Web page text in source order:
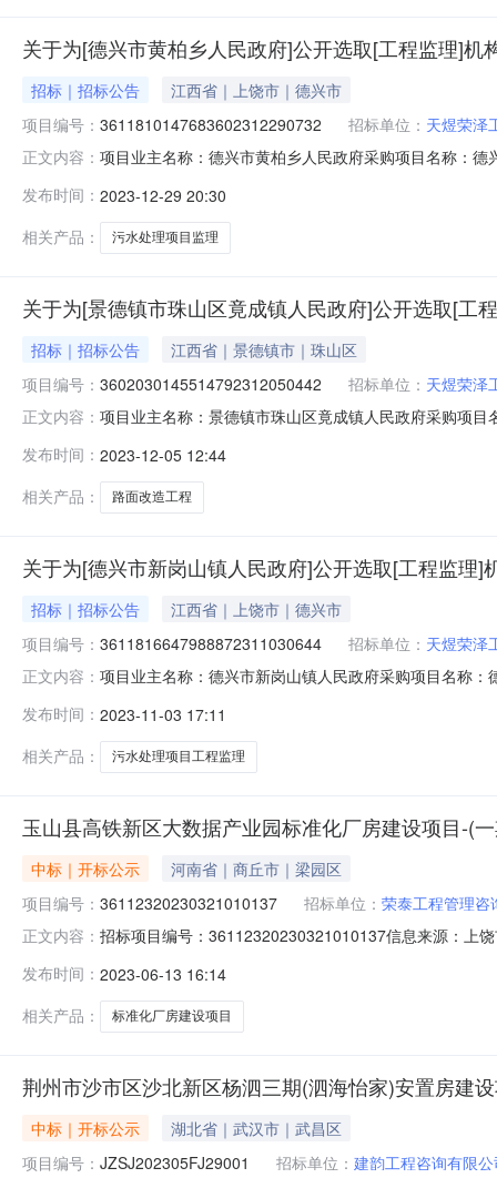
关于为[德兴市黄柏乡人民政府]公开选取[工程监理]机
招标｜招标公告
江西省｜上饶市｜德兴市
项目编号： 3611810147683602312290732 招标单位： 天煜荣泽
正文内容： 项目业主名称：德兴市黄柏乡人民政府采购项目名称：
工作日）签订合同时间：15（个工作日）合同备案时间
司,江西
发布时间： 2023-12-29 20:30
相关产品：
污水处理项目监理
关于为[景德镇市珠山区竟成镇人民政府]公开选取[工
招标｜招标公告
江西省｜景德镇市｜珠山区
项目编号： 3602030145514792312050442 招标单位： 天煜荣泽
正文内容： 项目业主名称：景德镇市珠山区竟成镇人民政府采购项
同时间：15（个工作日）合同备案时间：5（个工作日）
程项目管
发布时间： 2023-12-05 12:44
相关产品：
路面改造工程
关于为[德兴市新岗山镇人民政府]公开选取[工程监理]
招标｜招标公告
江西省｜上饶市｜德兴市
项目编号： 3611816647988872311030644 招标单位： 天煜荣泽
正文内容： 项目业主名称：德兴市新岗山镇人民政府采购项目名称
相关服务收费|发改价格[2007]670号》标准计算后，以
发布时间： 2023-11-03 17:11
相关产品：
污水处理项目工程监理
玉山县高铁新区大数据产业园标准化厂房建设项目-(
中标｜开标公示
河南省｜商丘市｜梁园区
项目编号： 36112320230321010137 招标单位： 荣泰工程管理咨
正文内容： 招标项目编号：36112320230321010137信息来源：上
冲;报价:0.00元/%;工期:日历天;质量要求:;保证金金额
发布时间： 2023-06-13 16:14
相关产品：
标准化厂房建设项目
荆州市沙市区沙北新区杨泗三期(泗海怡家)安置房建
中标｜开标公示
湖北省｜武汉市｜武昌区
项目编号： JZSJ202305FJ29001 招标单位： 建韵工程咨询有限